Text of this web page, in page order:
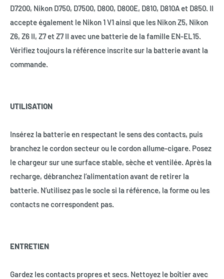
D7200, Nikon D750, D7500, D800, D800E, D810, D810A et D850. Il
accepte également le Nikon 1 V1 ainsi que les Nikon Z5, Nikon
Z6, Z6 II, Z7 et Z7 II avec une batterie de la famille EN-EL15.
Vérifiez toujours la référence inscrite sur la batterie avant la
commande.
UTILISATION
Insérez la batterie en respectant le sens des contacts, puis
branchez le cordon secteur ou le cordon allume-cigare. Posez
le chargeur sur une surface stable, sèche et ventilée. Après la
recharge, débranchez l’alimentation avant de retirer la
batterie. N’utilisez pas le socle si la référence, la forme ou les
contacts ne correspondent pas.
ENTRETIEN
Gardez les contacts propres et secs. Nettoyez le boîtier avec